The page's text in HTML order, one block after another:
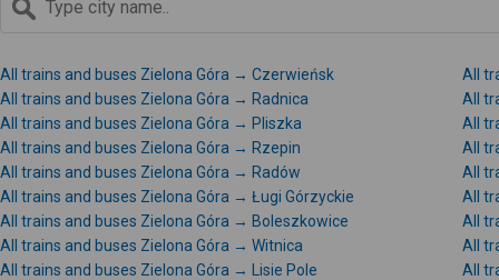
All trains and buses Zielona Góra → Czerwieńsk
All
All trains and buses Zielona Góra → Radnica
All
All trains and buses Zielona Góra → Pliszka
All
All trains and buses Zielona Góra → Rzepin
All
All trains and buses Zielona Góra → Radów
All
All trains and buses Zielona Góra → Ługi Górzyckie
All
All trains and buses Zielona Góra → Boleszkowice
All
All trains and buses Zielona Góra → Witnica
All
All trains and buses Zielona Góra → Lisie Pole
All